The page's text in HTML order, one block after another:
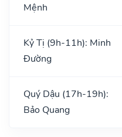
Mệnh
Kỷ Tị (9h-11h): Minh
Đường
Quý Dậu (17h-19h):
Bảo Quang